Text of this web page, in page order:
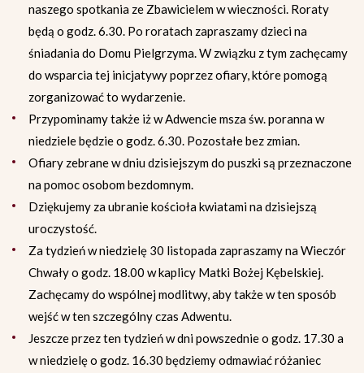
naszego spotkania ze Zbawicielem w wieczności. Roraty
będą o godz. 6.30. Po roratach zapraszamy dzieci na
śniadania do Domu Pielgrzyma. W związku z tym zachęcamy
do wsparcia tej inicjatywy poprzez ofiary, które pomogą
zorganizować to wydarzenie.
Przypominamy także iż w Adwencie msza św. poranna w
niedziele będzie o godz. 6.30. Pozostałe bez zmian.
Ofiary zebrane w dniu dzisiejszym do puszki są przeznaczone
na pomoc osobom bezdomnym.
Dziękujemy za ubranie kościoła kwiatami na dzisiejszą
uroczystość.
Za tydzień w niedzielę 30 listopada zapraszamy na Wieczór
Chwały o godz. 18.00 w kaplicy Matki Bożej Kębelskiej.
Zachęcamy do wspólnej modlitwy, aby także w ten sposób
wejść w ten szczególny czas Adwentu.
Jeszcze przez ten tydzień w dni powszednie o godz. 17.30 a
w niedzielę o godz. 16.30 będziemy odmawiać różaniec